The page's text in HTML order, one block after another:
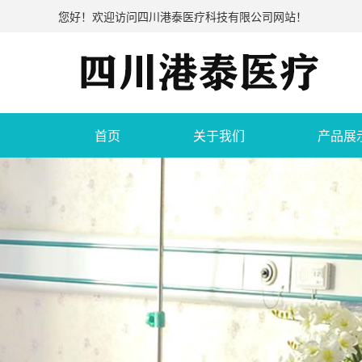
您好！欢迎访问四川港泰医疗科技有限公司网站！
首页 关于我们 产品展